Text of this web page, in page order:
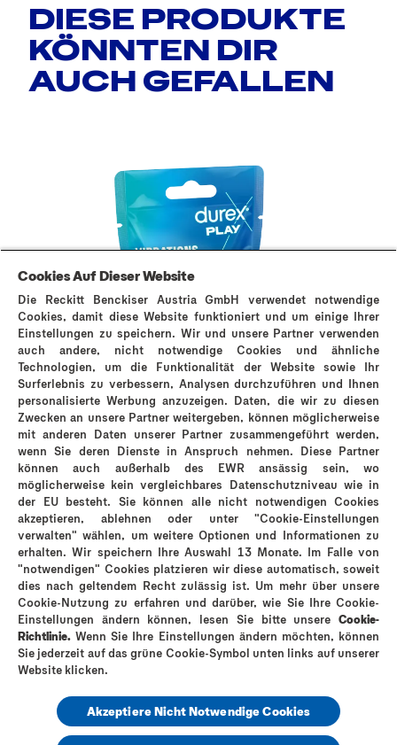
DIESE PRODUKTE
KÖNNTEN DIR
AUCH GEFALLEN
Durex Vibrations Ring
Warum Durex?Durex GeschichteKontaktFAQ
ImpressumCookie-RichtlinieDatenschutzSitemap
Karriere
Cookies Auf Dieser Website
Die Reckitt Benckiser Austria GmbH verwendet notwendige
Cookies, damit diese Website funktioniert und um einige Ihrer
Einstellungen zu speichern. Wir und unsere Partner verwenden
auch andere, nicht notwendige Cookies und ähnliche
Technologien, um die Funktionalität der Website sowie Ihr
Surferlebnis zu verbessern, Analysen durchzuführen und Ihnen
personalisierte Werbung anzuzeigen. Daten, die wir zu diesen
Zwecken an unsere Partner weitergeben, können möglicherweise
mit anderen Daten unserer Partner zusammengeführt werden,
wenn Sie deren Dienste in Anspruch nehmen. Diese Partner
können auch außerhalb des EWR ansässig sein, wo
möglicherweise kein vergleichbares Datenschutzniveau wie in
der EU besteht. Sie können alle nicht notwendigen Cookies
akzeptieren, ablehnen oder unter "Cookie-Einstellungen
verwalten" wählen, um weitere Optionen und Informationen zu
erhalten. Wir speichern Ihre Auswahl 13 Monate. Im Falle von
"notwendigen" Cookies platzieren wir diese automatisch, soweit
dies nach geltendem Recht zulässig ist. Um mehr über unsere
Cookie-Nutzung zu erfahren und darüber, wie Sie Ihre Cookie-
Einstellungen ändern können, lesen Sie bitte unsere Cookie-
Richtlinie. Wenn Sie Ihre Einstellungen ändern möchten, können
Sie jederzeit auf das grüne Cookie-Symbol unten links auf unserer
Website klicken.
Akzeptiere Nicht Notwendige Cookies